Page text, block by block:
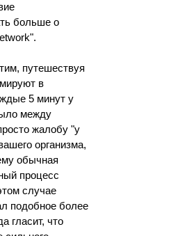
больше о
путешествуя
в
5 минут у
между
жалобу "у
организма,
обычная
процесс
случае
подобное более
гласит, что